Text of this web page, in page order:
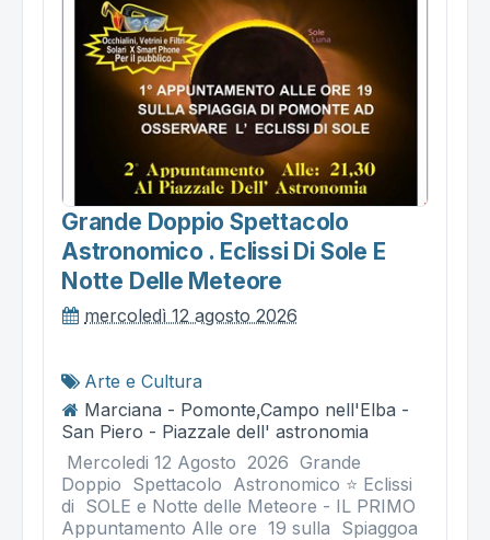
Grande Doppio Spettacolo
Astronomico . Eclissi Di Sole E
Notte Delle Meteore
mercoledì 12 agosto 2026
Arte e Cultura
Marciana - Pomonte,Campo nell'Elba -
San Piero - Piazzale dell' astronomia
Mercoledi 12 Agosto 2026 Grande
Doppio Spettacolo Astronomico ⭐ Eclissi
di SOLE e Notte delle Meteore - IL PRIMO
Appuntamento Alle ore 19 sulla Spiaggoa